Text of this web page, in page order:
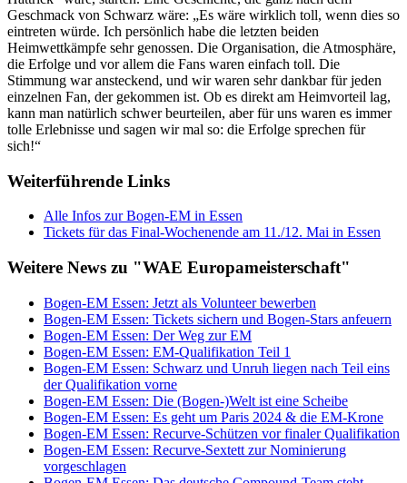
Geschmack von Schwarz wäre: „Es wäre wirklich toll, wenn dies so
eintreten würde. Ich persönlich habe die letzten beiden
Heimwettkämpfe sehr genossen. Die Organisation, die Atmosphäre,
die Erfolge und vor allem die Fans waren einfach toll. Die
Stimmung war ansteckend, und wir waren sehr dankbar für jeden
einzelnen Fan, der gekommen ist. Ob es direkt am Heimvorteil lag,
kann man natürlich schwer beurteilen, aber für uns waren es immer
tolle Erlebnisse und sagen wir mal so: die Erfolge sprechen für
sich!“
Weiterführende Links
Alle Infos zur Bogen-EM in Essen
Tickets für das Final-Wochenende am 11./12. Mai in Essen
Weitere News zu "WAE Europameisterschaft"
Bogen-EM Essen: Jetzt als Volunteer bewerben
Bogen-EM Essen: Tickets sichern und Bogen-Stars anfeuern
Bogen-EM Essen: Der Weg zur EM
Bogen-EM Essen: EM-Qualifikation Teil 1
Bogen-EM Essen: Schwarz und Unruh liegen nach Teil eins
der Qualifikation vorne
Bogen-EM Essen: Die (Bogen-)Welt ist eine Scheibe
Bogen-EM Essen: Es geht um Paris 2024 & die EM-Krone
Bogen-EM Essen: Recurve-Schützen vor finaler Qualifikation
Bogen-EM Essen: Recurve-Sextett zur Nominierung
vorgeschlagen